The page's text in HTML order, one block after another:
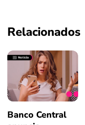
Relacionados
Banco Central